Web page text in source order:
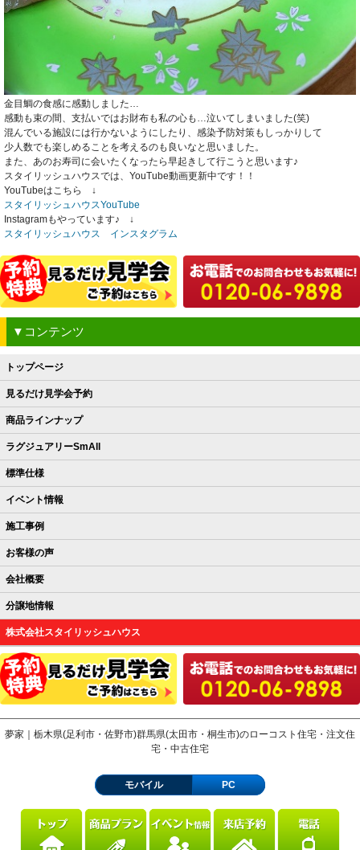
金目鯛の食感に感動しました…
感動も束の間、支払いではお財布も私の心も…泣いてしまいました(笑)
混んでいる施設には行かないようにしたり、感染予防対策もしっかりして
少人数でも楽しめることを考えるのも良いなと思いました。
また、あのお寿司に会いたくなったら早起きして行こうと思います♪
スタイリッシュハウスでは、YouTube動画更新中です！！
YouTubeはこちら ↓
スタイリッシュハウスYouTube
Instagramもやっています♪ ↓
スタイリッシュハウス インスタグラム
▼コンテンツ
トップページ
見るだけ見学会予約
商品ラインナップ
ラグジュアリーSmAll
標準仕様
イベント情報
施工事例
お客様の声
会社概要
分譲地情報
株式会社スタイリッシュハウス
夢家｜栃木県(足利市・佐野市)群馬県(太田市・桐生市)のローコスト住宅・注文住
宅・中古住宅
モバイル PC